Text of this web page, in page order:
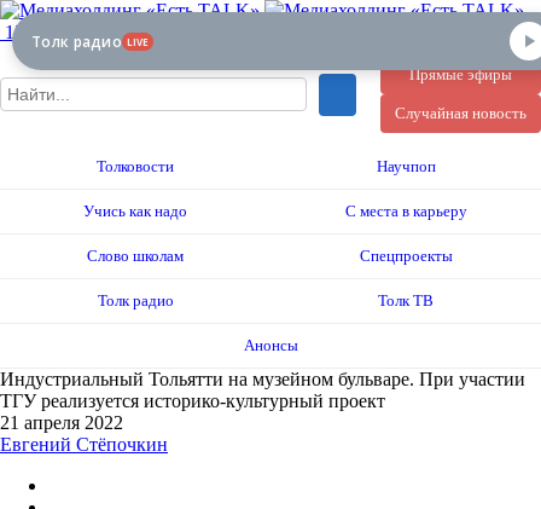
12+
Прямые эфиры
Случайная новость
Толковости Научпоп
Учись как надо С места в карьеру
Слово школам Спецпроекты
Толк радио Толк ТВ
Анонсы
Индустриальный Тольятти на музейном бульваре. При участии
ТГУ реализуется историко-культурный проект
21 апреля 2022
Евгений Стёпочкин
Толк радио LIVE